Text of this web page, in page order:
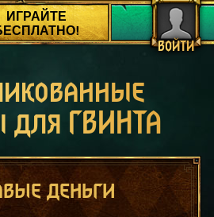
ВОЙТИ
ИГРАЙТЕ
для ГВИНТА
деньги